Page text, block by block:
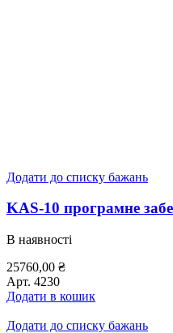
Додати до списку бажань
KAS-10 програмне
В наявності
25760,00 ₴
Арт. 4230
Додати в кошик
Додати до списку бажань